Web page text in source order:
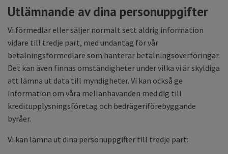
Utlämnande av dina personuppgifter
Vi förmedlar eller säljer normalt sett aldrig information
vidare till tredje part, med undantag för vår
betalningsförmedlare som hanterar betalningsöverföringar.
Det kan även finnas omständigheter under vilka vi är skyldiga
att lämna ut data till myndigheter. Vi kan också ge
information om våra mellanhavanden med dig till
kreditupplysningsföretag och bedrägeriförebyggande
byråer.
Vi kan lämna ut dina personuppgifter till tredje part: